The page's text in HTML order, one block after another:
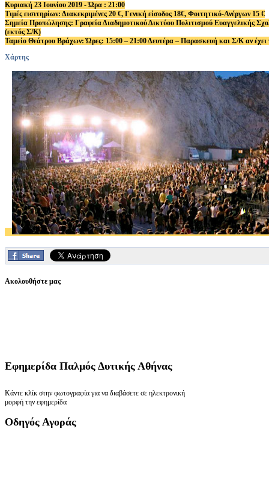
Κυριακή 23 Ιουνίου 2019 - Ώρα : 21:00
Τιμές εισιτηρίων: Διακεκριμένες 20 €, Γενική είσοδος 18€, Φοιτητικό-Ανέργων 15 €
Σημεία Προπώλησης: Γραφεία Διαδημοτικού Δικτύου Πολιτισμού Ευαγγελικής
(εκτός Σ/Κ)
Ταμείο Θεάτρου Βράχων: Ώρες: 15:00 – 21:00 Δευτέρα – Παρασκευή και Σ/Κ αν
Χάρτης
Ακολουθήστε μας
Εφημερίδα Παλμός Δυτικής Αθήνας
Κάντε κλίκ στην φωτογραφία για να διαβάσετε σε ηλεκτρονική
μορφή την εφημερίδα
Οδηγός Αγοράς